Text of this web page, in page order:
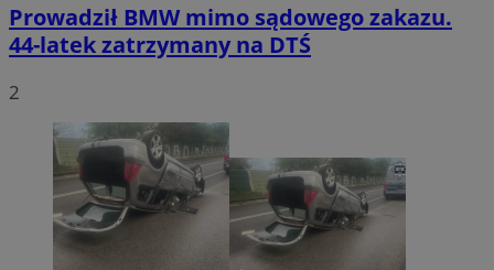
Prowadził BMW mimo sądowego zakazu.
44-latek zatrzymany na DTŚ
2